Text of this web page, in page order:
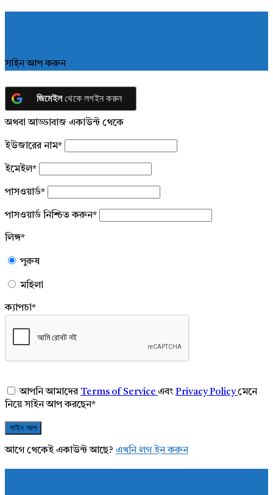
সাইন আপ করুন
জিমেইলথেকে লগইন করুন
অথবা আড্ডাবাজ একাউন্ট থেকে
ইউজারের নাম*
ইমেইল*
পাসওয়ার্ড*
পাসওয়ার্ড নিশ্চিত করুন*
লিঙ্গ*
পুরুষ
মহিলা
ক্যাপচা*
আপনি আমাদেরTerms of Service এবং Privacy Policyমেনে
নিয়ে সাইন আপ করছেন*
আগে থেকেই একাউন্ট আছে? এখনি লগ ইন করুন